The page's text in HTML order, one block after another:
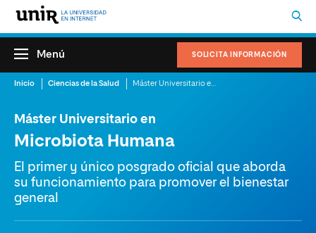
SOLICITA INFORMACIÓN
Menú
Inicio Ciencias de la Salud
Máster Universitario en
Microbiota Humana
El primer y único posgrado oficial que aborda
su funcionamiento para promover el bienestar
general